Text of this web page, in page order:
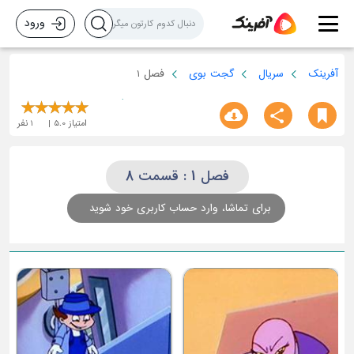
ورود
آفرینک سریال گجت بوی فصل 1
امتیاز 5.0
1 نفر
فصل 1 : قسمت 8
برای تماشا، وارد حساب کاربری خود شوید